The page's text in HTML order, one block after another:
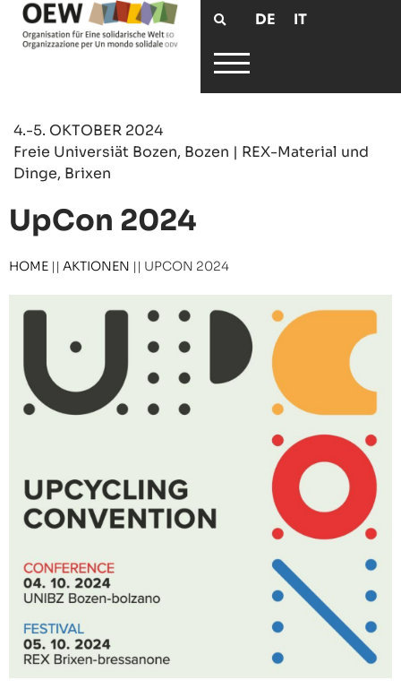
DE IT
4.-5. OKTOBER 2024
Freie Universiät Bozen, Bozen | REX-Material und
Dinge, Brixen
UpCon 2024
HOME || AKTIONEN || UPCON 2024